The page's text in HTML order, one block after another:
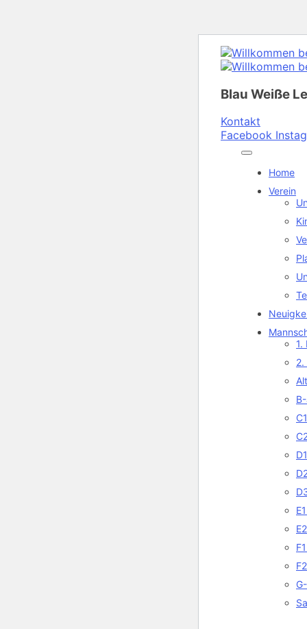
Blau Weiße
Kontakt
Facebook
Home
Verein
1.
2.